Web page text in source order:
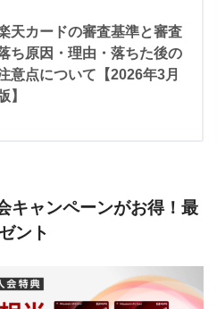
天カードの審査基準と審査
ち原因・理由・落ちた後の
意点について【2026年3月
】
キャンペーンがお得！最
ント